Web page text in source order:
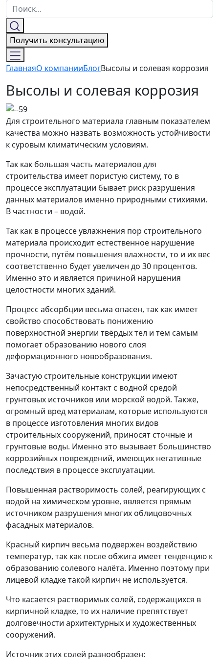
Получить консультацию
ГлавнаяО компанииБлогВысолы и солевая коррозия
Высолы и солевая коррозия
Для строительного материала главным показателем
качества можно назвать возможность устойчивости
к суровым климатическим условиям.
Так как большая часть материалов для
строительства имеет пористую систему, то в
процессе эксплуатации бывает риск разрушения
данных материалов именно природными стихиями.
В частности – водой.
Так как в процессе увлажнения пор строительного
материала происходит естественное нарушение
прочности, путём повышения влажности, то и их вес
соответственно будет увеличен до 30 процентов.
Именно это и является причиной нарушения
целостности многих зданий.
Процесс абсорбции весьма опасен, так как имеет
свойство способствовать понижению
поверхностной энергии твёрдых тел и тем самым
помогает образованию нового слоя
деформационного новообразования.
Зачастую строительные конструкции имеют
непосредственный контакт с водной средой
грунтовых источников или морской водой. Также,
огромный вред материалам, которые используются
в процессе изготовления многих видов
строительных сооружений, приносят сточные и
грунтовые воды. Именно это вызывает большинство
коррозийных повреждений, имеющих негативные
последствия в процессе эксплуатации.
Повышенная растворимость солей, реагирующих с
водой на химическом уровне, является прямым
источником разрушения многих облицовочных
фасадных материалов.
Красный кирпич весьма подвержен воздействию
температур, так как после обжига имеет тенденцию к
образованию солевого налёта. Именно поэтому при
лицевой кладке такой кирпич не используется.
Что касается растворимых солей, содержащихся в
кирпичной кладке, то их наличие препятствует
долговечности архитектурных и художественных
сооружений.
Источник этих солей разнообразен: